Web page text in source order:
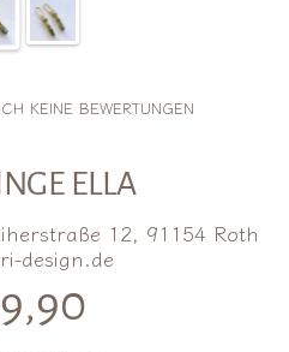
KEINE BEWERTUNGEN
ELLA
12, 91154 Roth
design.de
Normalpreis